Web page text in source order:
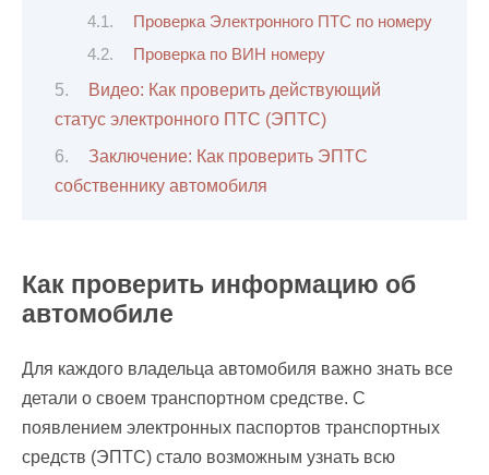
Проверка Электронного ПТС по номеру
Проверка по ВИН номеру
Видео: Как проверить действующий
статус электронного ПТС (ЭПТС)
Заключение: Как проверить ЭПТС
собственнику автомобиля
Как проверить информацию об
автомобиле
Для каждого владельца автомобиля важно знать все
детали о своем транспортном средстве. С
появлением электронных паспортов транспортных
средств (ЭПТС) стало возможным узнать всю